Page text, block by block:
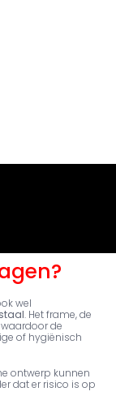
wel
. Het frame, de
de
of hygiënisch
ontwerp kunnen
dat er risico is op